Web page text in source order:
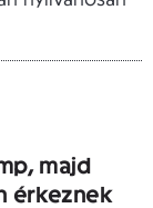
majd
érkeznek